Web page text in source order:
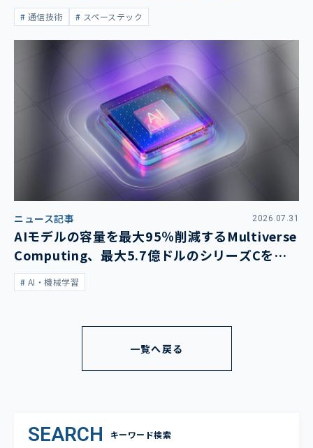
通信技術 スペーステック
ニュース記事 2026.07.31
AIモデルの容量を最大95％削減するMultiverse
Computing、最大5.7億ドルのシリーズCを発
表AI・機械学習
一覧へ戻る
SEARCH キーワード検索